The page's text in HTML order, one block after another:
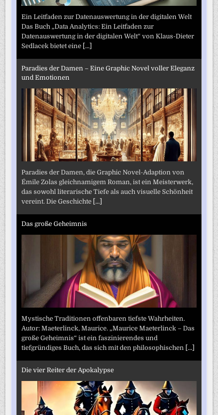
Ein Leitfaden zur Datenauswertung in der digitalen Welt
Das Buch „Data Analytics: Ein Leitfaden zur
Datenauswertung in der digitalen Welt“ von Klaus-Dieter
Sedlacek bietet eine [...]
Paradies der Damen – Eine Graphic Novel voller Eleganz
und Emotionen
Paradies der Damen, die Graphic Novel-Adaption von
Émile Zolas gleichnamigem Roman, ist ein Meisterwerk,
das sowohl literarische Tiefe als auch visuelle Schönheit
vereint. Die Geschichte [...]
Das große Geheimnis
Mystische Traditionen offenbaren tiefste Wahrheiten.
Autor: Maeterlinck, Maurice. „Maurice Maeterlinck – Das
große Geheimnis“ ist ein faszinierendes und
tiefgründiges Buch, das sich mit den philosophischen [...]
Die vier Reiter der Apokalypse